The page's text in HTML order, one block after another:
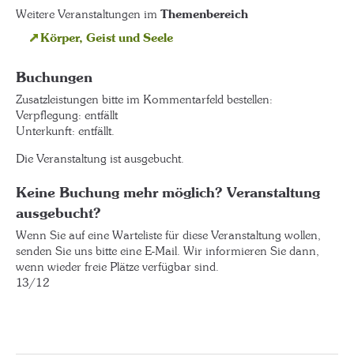
Weitere Veranstaltungen im Themenbereich
Körper, Geist und Seele
Buchungen
Zusatzleistungen bitte im Kommentarfeld bestellen:
Verpflegung: entfällt
Unterkunft: entfällt.
Die Veranstaltung ist ausgebucht.
Keine Buchung mehr möglich? Veranstaltung
ausgebucht?
Wenn Sie auf eine Warteliste für diese Veranstaltung wollen,
senden Sie uns bitte eine E-Mail. Wir informieren Sie dann,
wenn wieder freie Plätze verfügbar sind.
13/12